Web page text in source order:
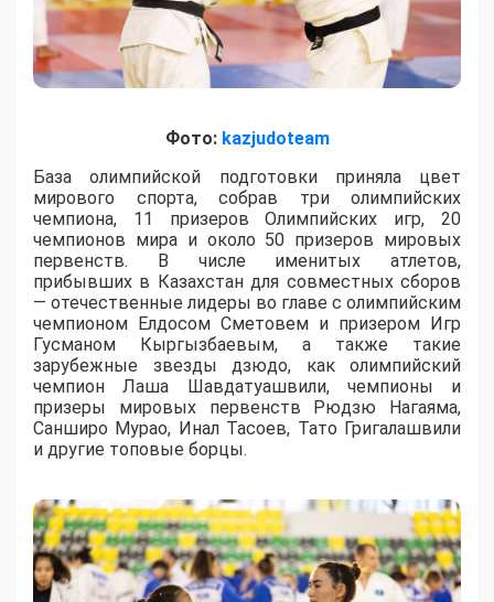
Фото: kazjudoteam
База олимпийской подготовки приняла цвет
мирового спорта, собрав три олимпийских
чемпиона, 11 призеров Олимпийских игр, 20
чемпионов мира и около 50 призеров мировых
первенств. В числе именитых атлетов,
прибывших в Казахстан для совместных сборов
— отечественные лидеры во главе с олимпийским
чемпионом Елдосом Сметовем и призером Игр
Гусманом Кыргызбаевым, а также такие
зарубежные звезды дзюдо, как олимпийский
чемпион Лаша Шавдатуашвили, чемпионы и
призеры мировых первенств Рюдзю Нагаяма,
Санширо Мурао, Инал Тасоев, Тато Григалашвили
и другие топовые борцы.